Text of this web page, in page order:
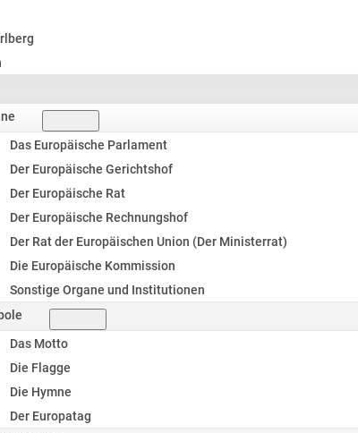
Das Europäische Parlament
Der Europäische Gerichtshof
Der Europäische Rat
Der Europäische Rechnungshof
Der Rat der Europäischen Union (Der Ministerrat)
Die Europäische Kommission
Sonstige Organe und Institutionen
Das Motto
Die Flagge
Die Hymne
Der Europatag